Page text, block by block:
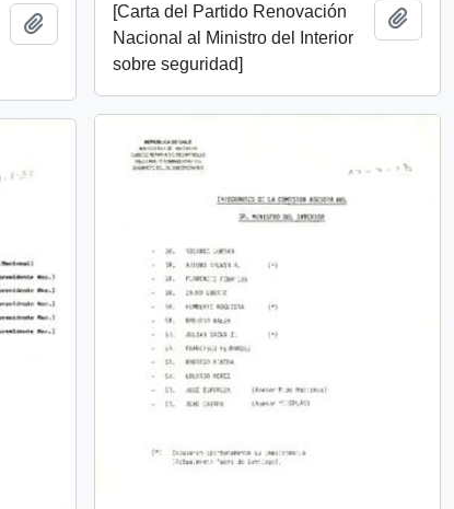
[Carta del Partido Renovación
Nacional al Ministro del Interior
sobre seguridad]
Add
Add to clipboard